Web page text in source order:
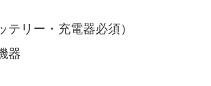
テリー・充電器必須）
器